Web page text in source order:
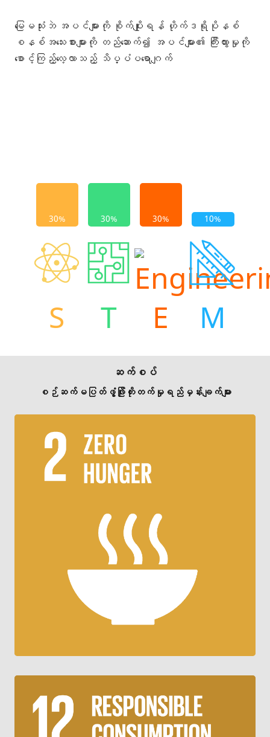
မြေမသုံးဘဲ အပင်များကို စိုက်ပျိုးရန် ဟိုက်ဒရိုပိုနစ်
စနစ်အသေးစားများကို တည်ဆောက်၍ အပင်များ၏ ကြီးထွားမှုကို
စောင့်ကြည့်လေ့လာသည့် သိပ္ပံပရောဂျက်
S T E M
ဆက်စပ်
စဉ်ဆက်မပြတ်ဖွံ့ဖြိုးတိုးတက်မှုရည်မှန်းချက်များ